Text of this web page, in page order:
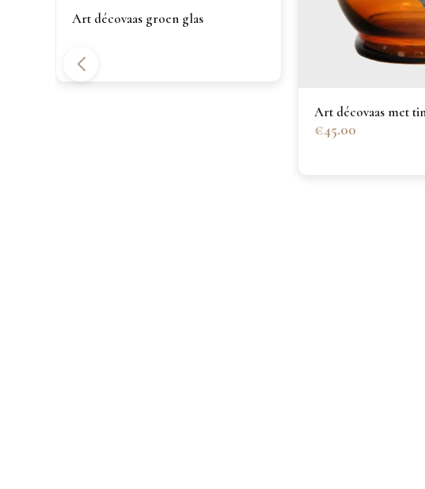
Art décovaas groen glas
Art décovaas met
€45.00